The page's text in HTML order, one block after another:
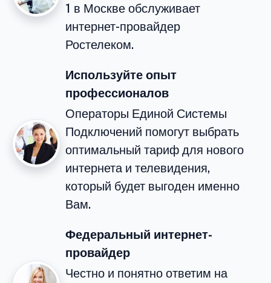
1 в Москве обслуживает
интернет-провайдер
Ростелеком.
Используйте опыт
профессионалов
Операторы Единой Системы
Подключений помогут выбрать
оптимальный тариф для нового
интернета и телевидения,
который будет выгоден именно
Вам.
Федеральный интернет-
провайдер
Честно и понятно ответим на